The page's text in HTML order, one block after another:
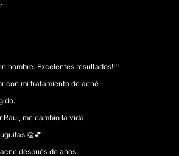
hombre. Excelentes resultados!!!!
con mi tratamiento de acné
Raul, me cambio la vida
👏💕
después de años